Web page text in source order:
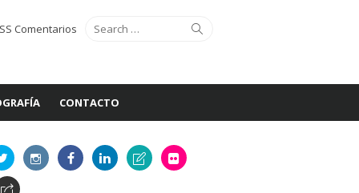
Search
for:
Comentarios
CONTACTO